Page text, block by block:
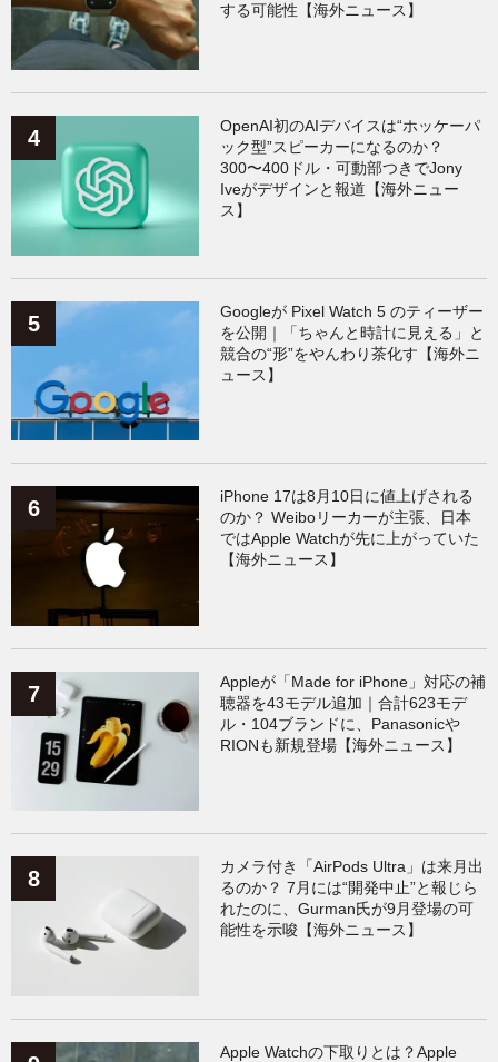
する可能性【海外ニュース】
OpenAI初のAIデバイスは“ホッケーパ
ック型”スピーカーになるのか？
300〜400ドル・可動部つきでJony
Iveがデザインと報道【海外ニュー
ス】
Googleが Pixel Watch 5 のティーザー
を公開｜「ちゃんと時計に見える」と
競合の“形”をやんわり茶化す【海外ニ
ュース】
iPhone 17は8月10日に値上げされる
のか？ Weiboリーカーが主張、日本
ではApple Watchが先に上がっていた
【海外ニュース】
Appleが「Made for iPhone」対応の補
聴器を43モデル追加｜合計623モデ
ル・104ブランドに、Panasonicや
RIONも新規登場【海外ニュース】
カメラ付き「AirPods Ultra」は来月出
るのか？ 7月には“開発中止”と報じら
れたのに、Gurman氏が9月登場の可
能性を示唆【海外ニュース】
Apple Watchの下取りとは？Apple